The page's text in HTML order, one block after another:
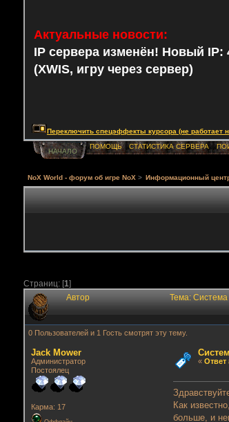
Актуальные новости:
IP сервера изменён! Новый IP:
(XWIS, игру через сервер)
Переключить спецэффекты курсора (не работает
НАЧАЛО
ПОМОЩЬ СТАТИСТИКА СЕРВЕРА
NoX World - форум об игре NoX > Информационный
Страниц: [1]
Автор Тема:
0 Пользователей и 1 Гость смотрят эту тему.
Jack Mower
Администратор
Постоялец
Карма: 17
« Ответ
Как
больше, и